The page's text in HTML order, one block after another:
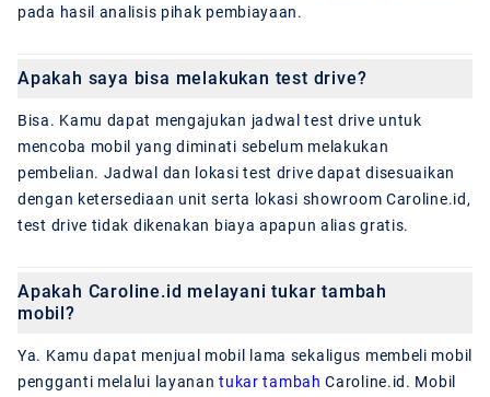
pada hasil analisis pihak pembiayaan.
Apakah saya bisa melakukan test drive?
Bisa. Kamu dapat mengajukan jadwal test drive untuk
mencoba mobil yang diminati sebelum melakukan
pembelian. Jadwal dan lokasi test drive dapat disesuaikan
dengan ketersediaan unit serta lokasi showroom Caroline.id,
test drive tidak dikenakan biaya apapun alias gratis.
Apakah Caroline.id melayani tukar tambah
mobil?
Ya. Kamu dapat menjual mobil lama sekaligus membeli mobil
pengganti melalui layanantukar tambah Caroline.id. Mobil